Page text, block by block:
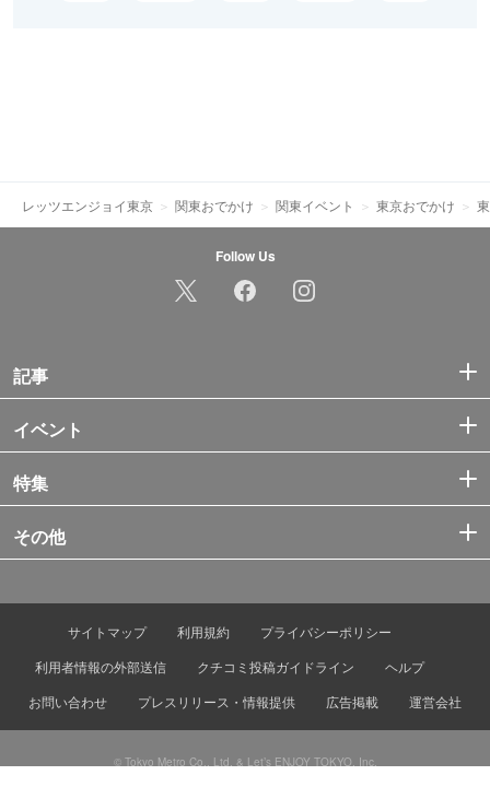
レッツエンジョイ東京 関東おでかけ 関東イベント 東京おでかけ
Follow Us
記事
イベント
特集
その他
サイトマップ 利用規約
プライバシーポリシー
利用者情報の外部送信
クチコミ投稿ガイドライン
ヘルプ
お問い合わせ
プレスリリース・情報提供 広告掲載 運営会社
© Tokyo Metro Co., Ltd. & Let’s ENJOY TOKYO, Inc.